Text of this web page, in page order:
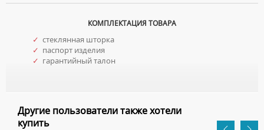
КОМПЛЕКТАЦИЯ ТОВАРА
✓ стеклянная шторка
✓ паспорт изделия
✓ гарантийный талон
Другие пользователи также хотели
купить